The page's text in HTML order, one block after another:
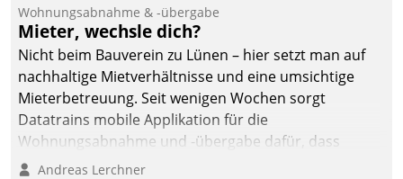
Ressort Kapitalanlage für
künftige Aufgaben und
Herausforderungen
gerüstet.
Wohnungsabnahme & -übergabe
Mieter, wechsle dich?
Nicht beim Bauverein zu Lünen – hier setzt man auf
nachhaltige Mietverhältnisse und eine umsichtige
Mieterbetreuung. Seit wenigen Wochen sorgt
Datatrains mobile Applikation für die
Wohnungsabnahme und -übergabe dafür, dass
Mieter wohlgeordnet kommen und, so es sein muss,
Andreas Lerchner